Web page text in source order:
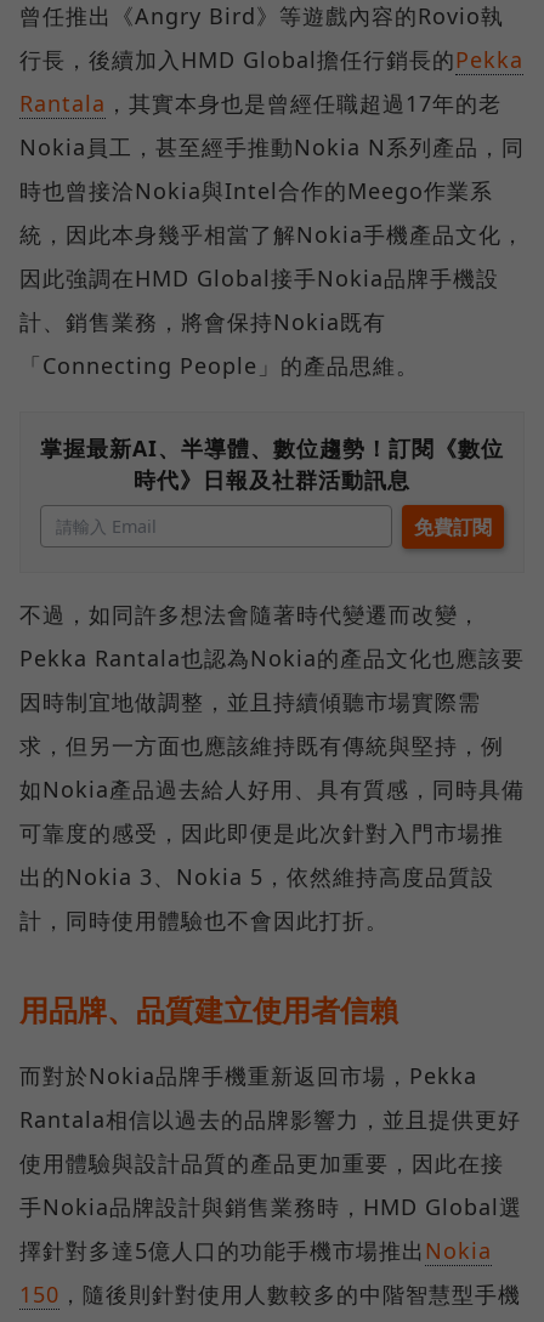
曾任推出《Angry Bird》等遊戲內容的Rovio執
行長，後續加入HMD Global擔任行銷長的Pekka
Rantala ，其實本身也是曾經任職超過17年的老
Nokia員工，甚至經手推動Nokia N系列產品，同
時也曾接洽Nokia與Intel合作的Meego作業系
統，因此本身幾乎相當了解Nokia手機產品文化，
因此強調在HMD Global接手Nokia品牌手機設
計、銷售業務，將會保持Nokia既有
「Connecting People」的產品思維。
掌握最新AI、半導體、數位趨勢！訂閱《數位
時代》日報及社群活動訊息
不過，如同許多想法會隨著時代變遷而改變，
Pekka Rantala也認為Nokia的產品文化也應該要
因時制宜地做調整，並且持續傾聽市場實際需
求，但另一方面也應該維持既有傳統與堅持，例
如Nokia產品過去給人好用、具有質感，同時具備
可靠度的感受，因此即便是此次針對入門市場推
出的Nokia 3、Nokia 5，依然維持高度品質設
計，同時使用體驗也不會因此打折。
用品牌、品質建立使用者信賴
而對於Nokia品牌手機重新返回市場，Pekka
Rantala相信以過去的品牌影響力，並且提供更好
使用體驗與設計品質的產品更加重要，因此在接
手Nokia品牌設計與銷售業務時，HMD Global選
擇針對多達5億人口的功能手機市場推出 Nokia
150 ，隨後則針對使用人數較多的中階智慧型手機